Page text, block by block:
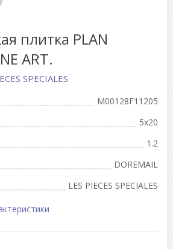
плитка PLAN
ART.
SPECIALES
M00128F11205
5x20
1.2
DOREMAIL
LES PIECES SPECIALES